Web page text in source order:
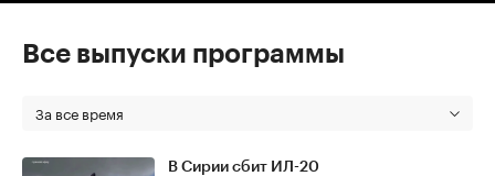
Все выпуски программы
За все время
В Сирии сбит ИЛ-20